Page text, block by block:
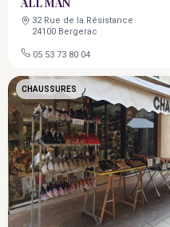
32 Rue de la Résistance
24100 Bergerac
05 53 73 80 04
CHAUSSURES